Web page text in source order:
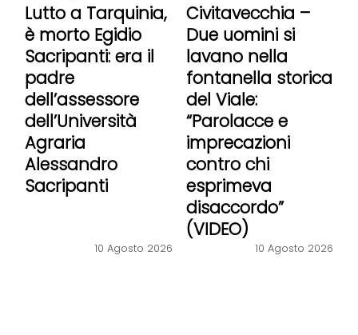
Lutto a Tarquinia,
è morto Egidio
Sacripanti: era il
padre
dell’assessore
dell’Università
Agraria
Alessandro
Sacripanti
10 Agosto 2026
Civitavecchia –
Due uomini si
lavano nella
fontanella storica
del Viale:
“Parolacce e
imprecazioni
contro chi
esprimeva
disaccordo”
(VIDEO)
10 Agosto 2026